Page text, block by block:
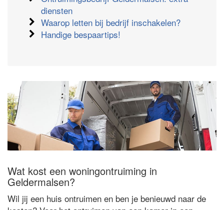
diensten
Waarop letten bij bedrijf inschakelen?
Handige bespaartips!
Wat kost een woningontruiming in
Geldermalsen?
Wil jij een huis ontruimen en ben je benieuwd naar de